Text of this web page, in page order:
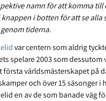
namn för att komma till
knappen i botten för att se alla
tiderna.
var centern som aldrig
spelare 2003 som dessutom
världsmästerskapet på
och över 15 säsonger i
en av de som banade väg